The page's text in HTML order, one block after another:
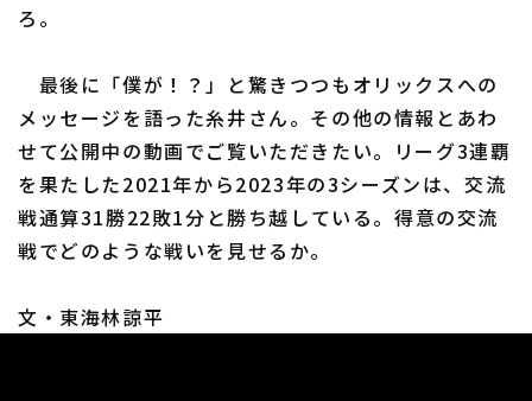
ろ。
最後に「僕が！？」と驚きつつもオリックスへの
メッセージを語った糸井さん。その他の情報とあわ
せて公開中の動画でご覧いただきたい。リーグ3連覇
を果たした2021年から2023年の3シーズンは、交流
戦通算31勝22敗1分と勝ち越している。得意の交流
戦でどのような戦いを見せるか。
文・東海林諒平